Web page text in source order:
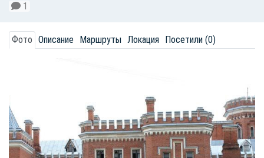
1
Фото Описание Маршруты Локация Посетили (0)